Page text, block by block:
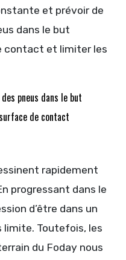
et prévoir de
dans le but
contact et limiter les
pneus dans le but
de contact
rapidement
progressant dans le
d’être dans un
limite. Toutefois, les
du Foday nous